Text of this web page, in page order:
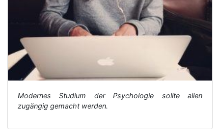
Modernes Studium der Psychologie sollte allen
zugängig gemacht werden.